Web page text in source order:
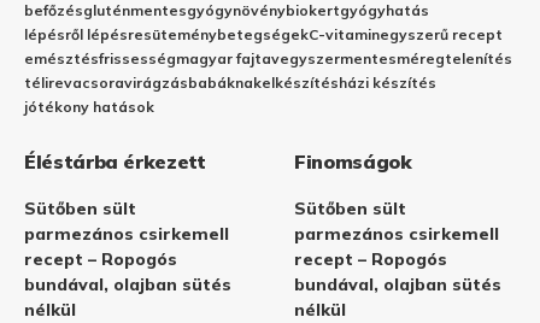
befőzésgluténmentesgyógynövénybiokertgyógyhatás
lépésről lépésresüteménybetegségekC-vitaminegyszerű recept
emésztésfrissességmagyar fajtavegyszermentesméregtelenítés
télirevacsoravirágzásbabáknakelkészítésházi készítés
jótékony hatások
Éléstárba érkezett
Sütőben sült
parmezános csirkemell
recept – Ropogós
bundával, olajban sütés
nélkül
Finomságok
Sütőben sült
parmezános csirkemell
recept – Ropogós
bundával, olajban sütés
nélkül